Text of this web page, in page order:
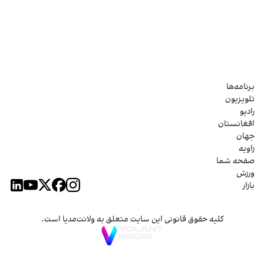
برنامه‌ها
تلویزیون
رادیو
افغانستان
جهان
زاویه
صفحه شما
ورزش
بازار
کلیه حقوق قانونی این سایت متعلق به ولانت‌مدیا است.